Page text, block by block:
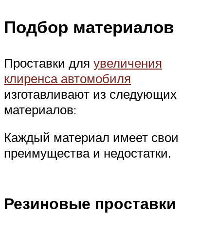
Меню
Подбор материалов
Проставки для увеличения
клиренса автомобиля
изготавливают из следующих
материалов:
Каждый материал имеет свои
преимущества и недостатки.
Резиновые проставки